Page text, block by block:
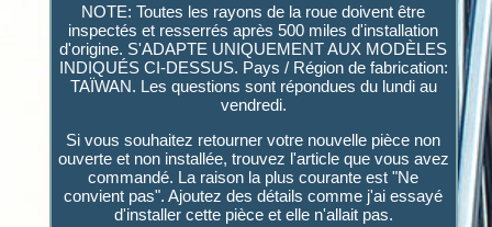
NOTE: Toutes les rayons de la roue doivent être
inspectés et resserrés après 500 miles d'installation
d'origine. S'ADAPTE UNIQUEMENT AUX MODÈLES
INDIQUÉS CI-DESSUS. Pays / Région de fabrication:
TAÏWAN. Les questions sont répondues du lundi au
vendredi.
Si vous souhaitez retourner votre nouvelle pièce non
ouverte et non installée, trouvez l'article que vous avez
commandé. La raison la plus courante est "Ne
convient pas". Ajoutez des détails comme j'ai essayé
d'installer cette pièce et elle n'allait pas.